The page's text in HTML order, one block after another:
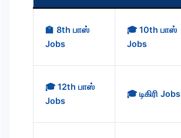
🏫 8th பாஸ்
Jobs
🎓 10th பாஸ்
Jobs
🎓 12th பாஸ்
Jobs
🎓 டிகிரி Jobs